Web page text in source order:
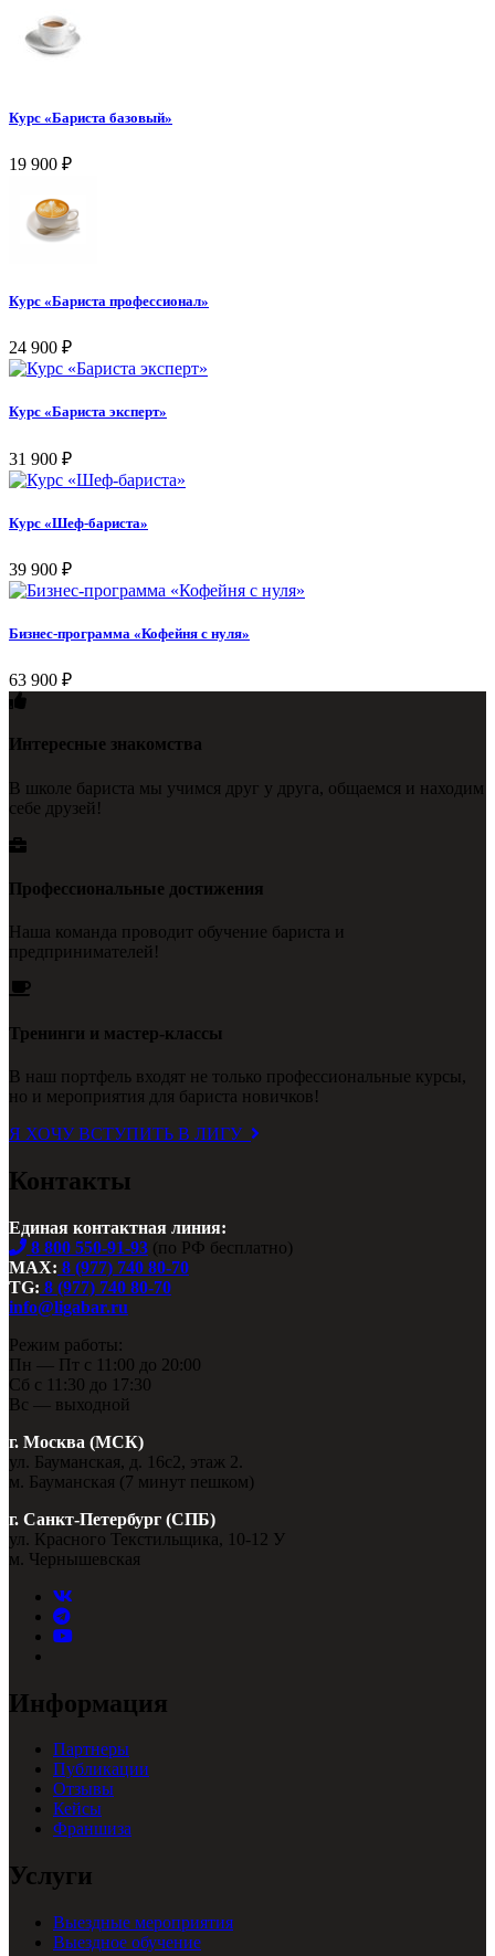
Курс «Бариста базовый»
19 900 ₽
Курс «Бариста профессионал»
24 900 ₽
Курс «Бариста эксперт»
31 900 ₽
Курс «Шеф-бариста»
39 900 ₽
Бизнес-программа «Кофейня с нуля»
63 900 ₽
Интересные знакомства
В школе бариста мы учимся друг у друга, общаемся и находим
себе друзей!
Профессиональные достижения
Наша команда проводит обучение бариста и
предпринимателей!
Тренинги и мастер-классы
В наш портфель входят не только профессиональные курсы,
но и мероприятия для бариста новичков!
Я ХОЧУ ВСТУПИТЬ В ЛИГУ
Контакты
Единая контактная линия:
8 800 550-91-93 (по РФ бесплатно)
MAX: 8 (977) 740 80-70
TG: 8 (977) 740 80-70
info@ligabar.ru
Режим работы:
Пн — Пт с 11:00 до 20:00
Сб с 11:30 до 17:30
Вс — выходной
г. Москва (МСК)
ул. Бауманская, д. 16с2, этаж 2.
м. Бауманская (7 минут пешком)
г. Санкт-Петербург (СПБ)
ул. Красного Текстильщика, 10-12 У
м. Чернышевская
Информация
Партнеры
Публикации
Отзывы
Кейсы
Франшиза
Услуги
Выездные мероприятия
Выездное обучение